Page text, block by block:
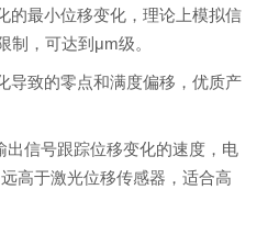
的最小位移变化，理论上模拟信
制，可达到μm级。
导致的零点和满度偏移，优质产
出信号跟踪位移变化的速度，电
高于激光位移传感器，适合高